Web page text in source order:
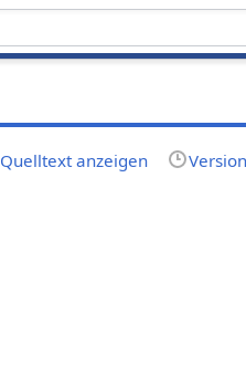
Quelltext anzeigen